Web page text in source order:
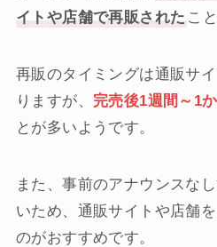
イトや店舗で再販された こ
再販のタイミングは通販サ
りますが、 完売後1週間～1
とが多いようです。
また、事前のアナウンスな
いため、通販サイトや店舗
のがおすすめです。